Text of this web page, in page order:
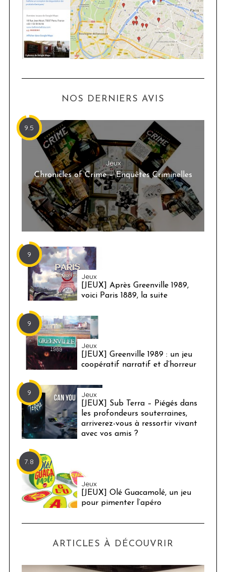
NOS DERNIERS AVIS
9.5
Jeux
Chronicles of Crime – Enquêtes Criminelles
9
Jeux
[JEUX] Après Greenville 1989,
voici Paris 1889, la suite
9
Jeux
[JEUX] Greenville 1989 : un jeu
coopératif narratif et d’horreur
9 Jeux
[JEUX] Sub Terra – Piégés dans
les profondeurs souterraines,
arriverez-vous à ressortir vivant
avec vos amis ?
7.8
Jeux
[JEUX] Olé Guacamolé, un jeu
pour pimenter l’apéro
ARTICLES À DÉCOUVRIR